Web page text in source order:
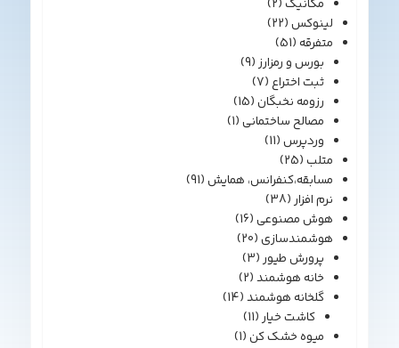
مکانیک(2)
لینوکس(22)
متفرقه(51)
بورس و رمزارز(9)
ثبت اختراع(7)
رزومه نخبگان(15)
مصالح ساختمانی(1)
وردپرس(11)
متلب(25)
مسابقه،کنفرانس، همایش(91)
نرم افزار(38)
هوش مصنوعی(16)
هوشمندسازی(20)
پرورش طیور(3)
خانه هوشمند(2)
گلخانه هوشمند(14)
کاشت خیار(11)
میوه خشک کن(1)